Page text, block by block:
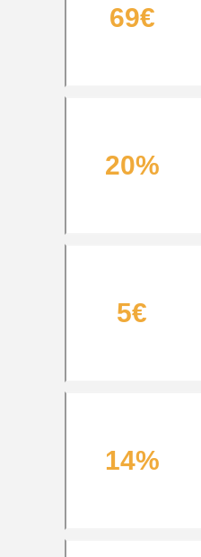
69€
20%
5€
14%